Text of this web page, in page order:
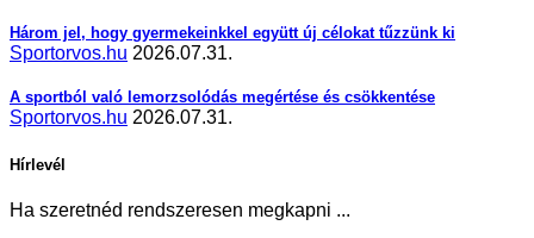
Három jel, hogy gyermekeinkkel együtt új célokat tűzzünk ki
Sportorvos.hu 2026.07.31.
A sportból való lemorzsolódás megértése és csökkentése
Sportorvos.hu 2026.07.31.
Hírlevél
Ha szeretnéd rendszeresen megkapni ...